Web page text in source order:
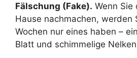
Fälschung (Fake). Wenn Sie
Hause nachmachen, werden
Wochen nur eines haben –
Blatt und schimmelige